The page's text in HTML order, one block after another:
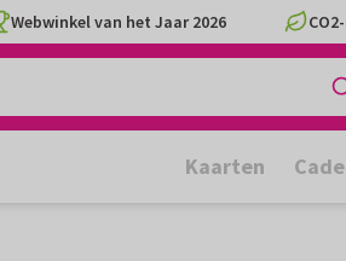
Webwinkel van het Jaar 2026
Kaarten